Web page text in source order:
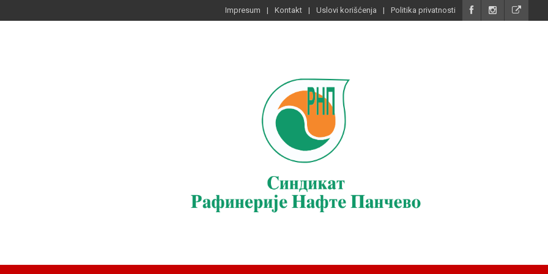
Impresum Kontakt Uslovi korišćenja Politika privatnosti